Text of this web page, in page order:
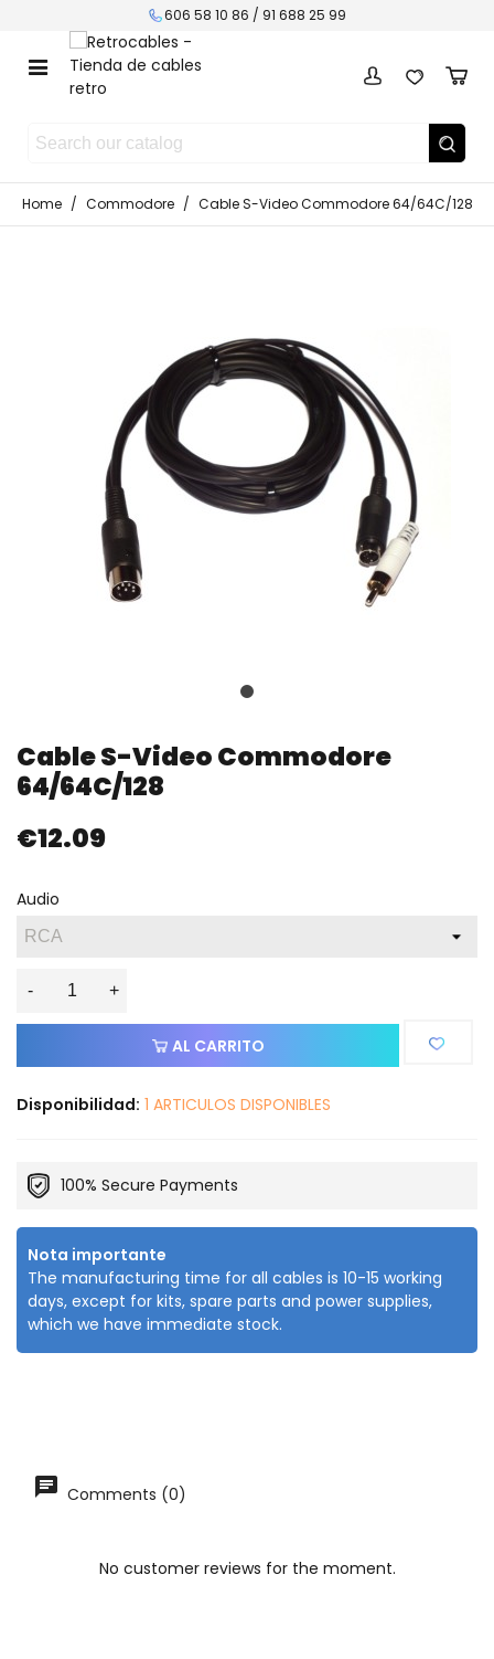
606 58 10 86 / 91 688 25 99
Home / Commodore / Cable S-Video Commodore 64/64C/128
Cable S-Video Commodore
64/64C/128
€12.09
Audio
- +
AL CARRITO
Disponibilidad: 1 ARTICULOS DISPONIBLES
100% Secure Payments
Nota importante
The manufacturing time for all cables is 10-15 working
days, except for kits, spare parts and power supplies,
which we have immediate stock.
Comments (0)
No customer reviews for the moment.